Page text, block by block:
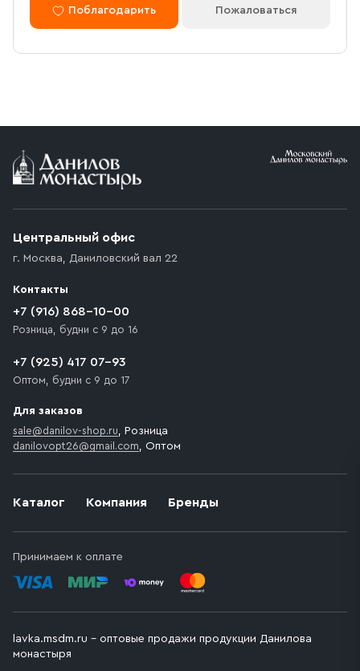
Поблагодарить Пожаловаться
Каталог Компания Бренды
Принимаем к оплате
Центральный офис
г. Москва, Даниловский вал 22
Контакты
+7 (916) 868-10-00
Розница, будни с 9 до 16
+7 (925) 417 07-93
Оптом, будни с 9 до 17
Для заказов
sale@danilov-shop.ru, Розница
danilovopt26@gmail.com, Оптом
lavka.msdm.ru – оптовые продажи продукции Данилова
монастыря